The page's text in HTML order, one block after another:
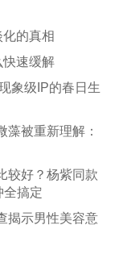
的真相
速缓解
象级IP的春日生
被重新理解：
较好？杨紫同款
全搞定
揭示男性美容意